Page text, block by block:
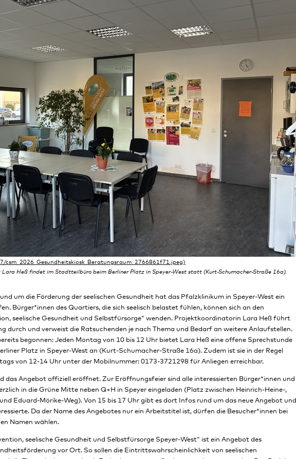
Lara Heß findet im Stadtteilbüro beim Berliner Platz in Speyer-West statt (Kurt-Schumacher-Straße 16a).
um die Förderung der seelischen Gesundheit hat das Pfalzklinikum in Speyer-West ein
Bürger*innen des Quartiers, die sich seelisch belastet fühlen, können sich an den
seelische Gesundheit und Selbstfürsorge“ wenden. Projektkoordinatorin Lara Heß führt
durch und verweist die Ratsuchenden je nach Thema und Bedarf an weitere Anlaufstellen.
begonnen: Jeden Montag von 10 bis 12 Uhr bietet Lara Heß eine offene Sprechstunde
Platz in Speyer-West an (Kurt-Schumacher-Straße 16a). Zudem ist sie in der Regel
von 12-14 Uhr unter der Mobilnummer: 0173-3721298 für Anliegen erreichbar.
das Angebot offiziell eröffnet. Zur Eröffnungsfeier sind alle interessierten Bürger*innen und
in die Grüne Mitte neben Q+H in Speyer eingeladen (Platz zwischen Heinrich-Heine-,
Eduard-Mörike-Weg). Von 15 bis 17 Uhr gibt es dort Infos rund um das neue Angebot und
Da der Name des Angebotes nur ein Arbeitstitel ist, dürfen die Besucher*innen bei
Namen wählen.
seelische Gesundheit und Selbstfürsorge Speyer-West“ ist ein Angebot des
vor Ort. So sollen die Eintrittswahrscheinlichkeit von seelischen